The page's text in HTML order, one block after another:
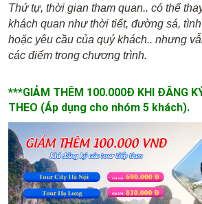
Thứ tự, thời gian tham quan.. có thể
khách quan như thời tiết, đường sá,
hoặc yêu cầu của quý khách.. nhưng
các điểm trong chương trình.
***GIẢM THÊM 100.000Đ KHI ĐĂNG
THEO (Áp dụng cho nhóm 5 khách).